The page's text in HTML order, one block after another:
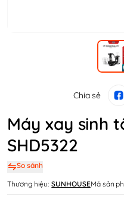
Chia sẻ
Máy xay sinh
SHD5322
So sánh
Thương hiệu: SUNHOUSEMã sản